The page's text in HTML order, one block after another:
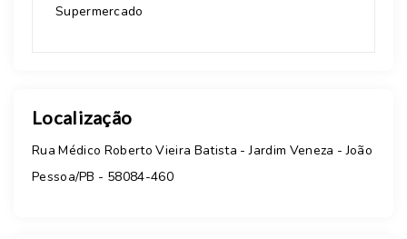
Supermercado
Localização
Rua Médico Roberto Vieira Batista - Jardim Veneza - João
Pessoa/PB - 58084-460